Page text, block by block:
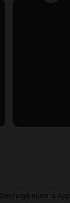
Descargá nuestra App